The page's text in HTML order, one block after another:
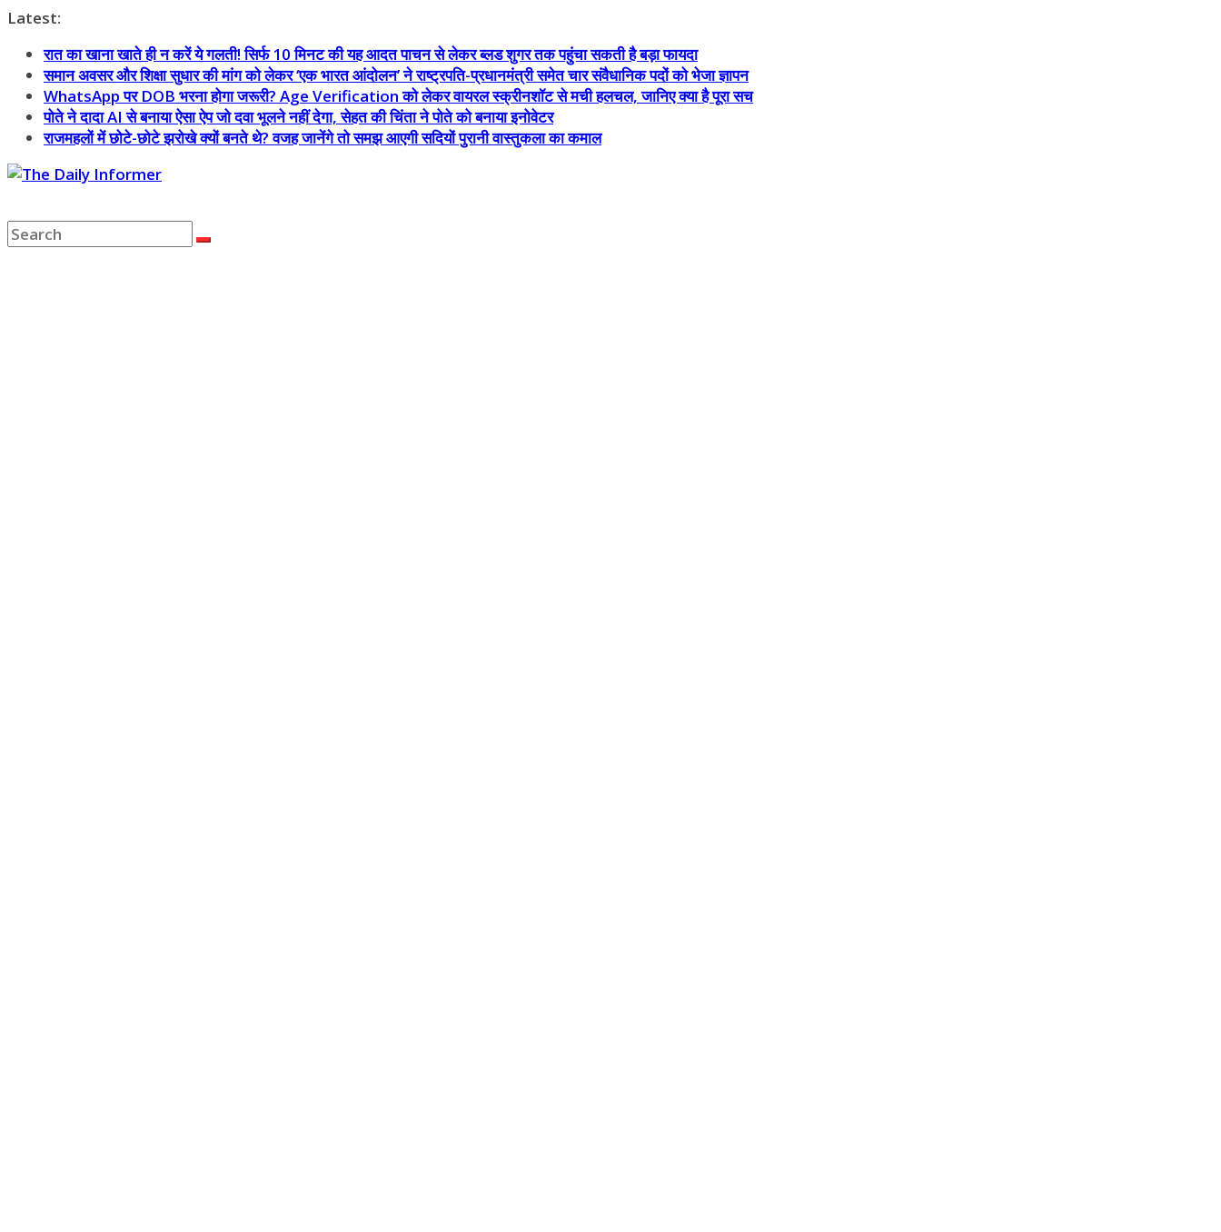
Skip
content
Latest:
रात का खाना खाते ही न करें ये गलती! सिर्फ 10 मिनट की यह आदत पाचन से लेकर ब्लड शुगर तक पहुंचा सकती है बड़ा फायदा
समान अवसर और शिक्षा सुधार की मांग को लेकर ‘एक भारत आंदोलन’ ने राष्ट्रपति-प्रधानमंत्री समेत चार संवैधानिक पदों को भेजा ज्ञापन
WhatsApp पर DOB भरना होगा जरूरी? Age Verification को लेकर वायरल स्क्रीनशॉट से मची हलचल, जानिए क्या है पूरा सच
पोते ने दादा AI से बनाया ऐसा ऐप जो दवा भूलने नहीं देगा, सेहत की चिंता ने पोते को बनाया इनोवेटर
राजमहलों में छोटे-छोटे झरोखे क्यों बनते थे? वजह जानेंगे तो समझ आएगी सदियों पुरानी वास्तुकला का कमाल